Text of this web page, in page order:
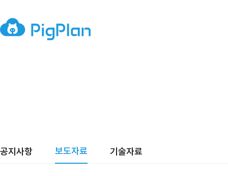
공지사항 보도자료 기술자료